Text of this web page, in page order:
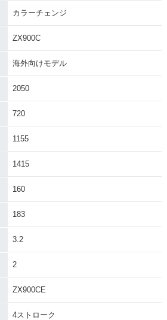
1996年 Ninja ZX-9
カラーチェンジ
ZX900C
海外向けモデル
2050
720
1155
1415
160
183
3.2
2
ZX900CE
4ストローク